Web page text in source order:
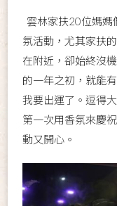
雲林家扶20位媽媽
氛活動，尤其家扶
在附近，卻始終沒
的一年之初，就能
我要出運了。逗得
第一次用香氛來慶
動又開心。